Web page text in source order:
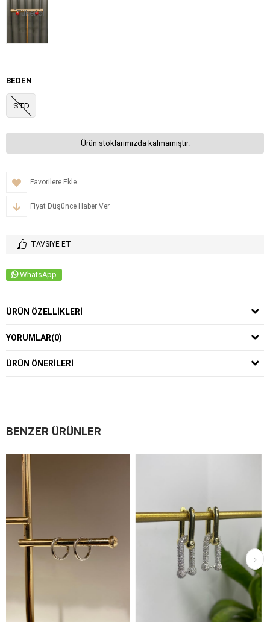
Tükendi
BEDEN
STD
Ürün stoklarımızda kalmamıştır.
Favorilere Ekle
Fiyat Düşünce Haber Ver
TAVSIYE ET
WhatsApp
ÜRÜN ÖZELLIKLERI
YORUMLAR(0)
ÜRÜN ÖNERILERI
BENZER ÜRÜNLER